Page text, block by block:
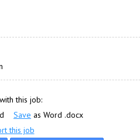
this job:
Save as Word .docx
this job